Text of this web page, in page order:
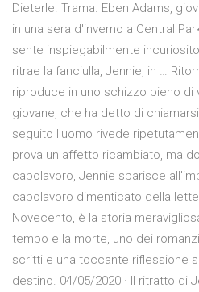
Dieterle. Trama. Eben Adams,
in una sera d'inverno a Central
sente inspiegabilmente
ritrae la fanciulla, Jennie, in …
riproduce in uno schizzo pieno di
giovane, che ha detto di
seguito l'uomo rivede
prova un affetto ricambiato, ma
capolavoro, Jennie sparisce
capolavoro dimenticato della
Novecento, è la storia
tempo e la morte, uno dei
scritti e una toccante riflessione
destino. 04/05/2020 · Il ritratto di